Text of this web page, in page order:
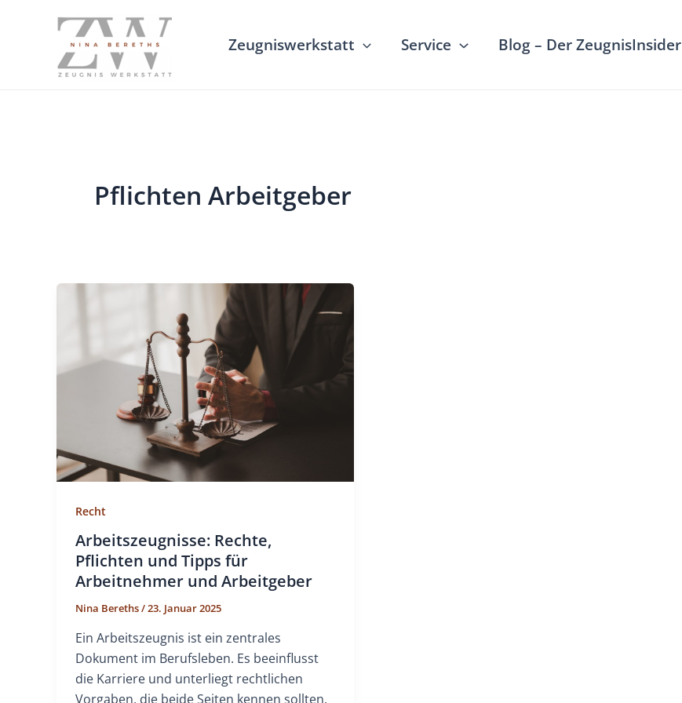
Zeugniswerkstatt Service Blog – Der ZeugnisInsider
Pflichten Arbeitgeber
Recht
Arbeitszeugnisse: Rechte,
Pflichten und Tipps für
Arbeitnehmer und Arbeitgeber
Nina Bereths/23. Januar 2025
Ein Arbeitszeugnis ist ein zentrales
Dokument im Berufsleben. Es beeinflusst
die Karriere und unterliegt rechtlichen
Vorgaben, die beide Seiten kennen sollten.